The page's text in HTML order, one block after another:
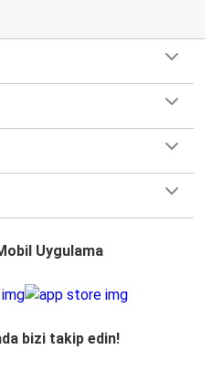
Uygulama
bizi takip edin!